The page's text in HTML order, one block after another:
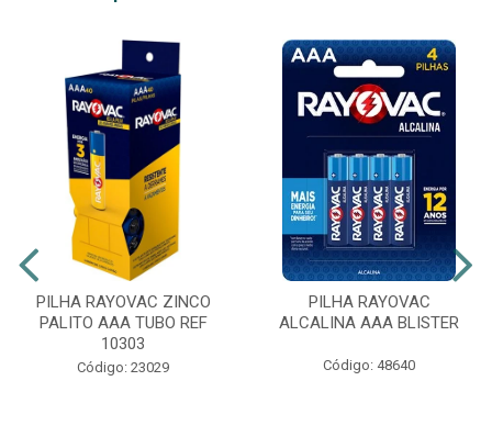
PILHA RAYOVAC ZINCO
PALITO AAA TUBO REF
10303
Código: 23029
PILHA RAYOVAC
ALCALINA AAA BLISTER
Código: 48640